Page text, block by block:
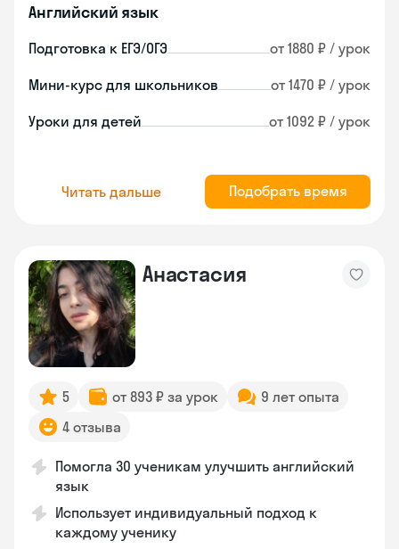
Английский язык
Подготовка к ЕГЭ/ОГЭ от 1880 ₽ / урок
Мини-курс для школьников от 1470 ₽ / урок
Уроки для детей от 1092 ₽ / урок
Читать дальше Подобрать время
Анастасия
5 от 893 ₽ за урок
9 лет опыта
4 отзыва
Помогла 30 ученикам улучшить английский
язык
Использует индивидуальный подход к
каждому ученику